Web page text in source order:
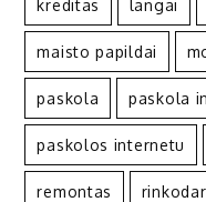
kreditas langai
maisto papildai
paskola paskola
paskolos internetu
remontas